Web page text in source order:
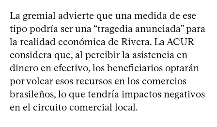
La gremial advierte que una medida de ese
tipo podría ser una “tragedia anunciada” para
la realidad económica de Rivera. La ACUR
considera que, al percibir la asistencia en
dinero en efectivo, los beneficiarios optarán
por volcar esos recursos en los comercios
brasileños, lo que tendría impactos negativos
en el circuito comercial local.